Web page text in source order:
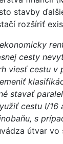
stavby
rozšíriť
cesty
viesť cestu v
stavať
cestu I/16
s
útvar vo